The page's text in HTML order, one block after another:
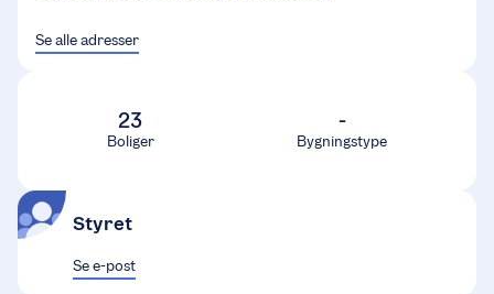
Se alle adresser
23
Boliger
-
Bygningstype
Styret
Se e-post